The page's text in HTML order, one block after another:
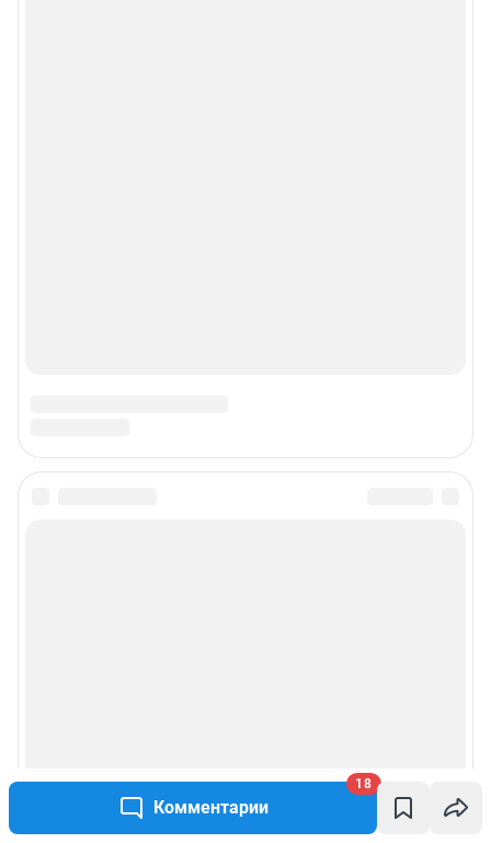
Комментарии
18